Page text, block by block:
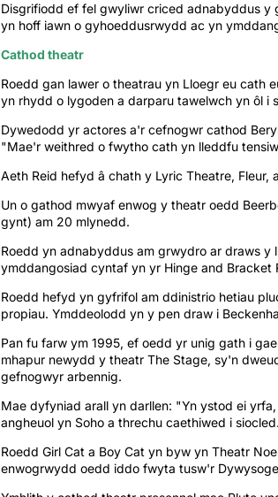
Disgrifiodd ef fel gwyliwr criced adnabyddus y
yn hoff iawn o gyhoeddusrwydd ac yn
Cathod theatr
Roedd gan lawer o theatrau yn Lloegr eu cath
yn rhydd o lygoden a darparu tawelwch yn ôl
Dywedodd yr actores a'r cefnogwr cathod
"Mae'r weithred o fwytho cath yn lleddfu
Aeth Reid hefyd â chath y Lyric Theatre,
Un o gathod mwyaf enwog y theatr oedd
gynt) am 20 mlynedd.
Roedd yn adnabyddus am grwydro ar draws
ymddangosiad cyntaf yn yr Hinge and Bracket
Roedd hefyd yn gyfrifol am ddinistrio hetiau
propiau. Ymddeolodd yn y pen draw i
Pan fu farw ym 1995, ef oedd yr unig gath i
mhapur newydd y theatr The Stage, sy'n
gefnogwyr arbennig.
Mae dyfyniad arall yn darllen: "Yn ystod ei
angheuol yn Soho a threchu caethiwed i
Roedd Girl Cat a Boy Cat yn byw yn Theatr
enwogrwydd oedd iddo fwyta tusw'r